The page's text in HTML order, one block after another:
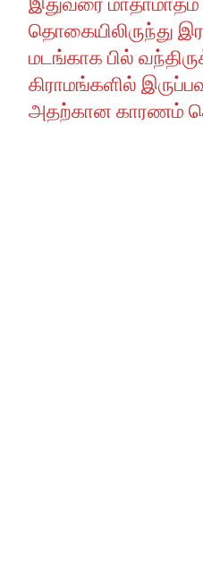
தொகையிலிருந்து
மடங்காக பில்
கிராமங்களில்
அதற்கான காரணம்